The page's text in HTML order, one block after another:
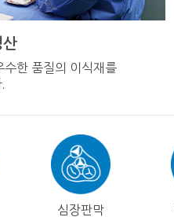
산
수한 품질의 이식재를
심장판막